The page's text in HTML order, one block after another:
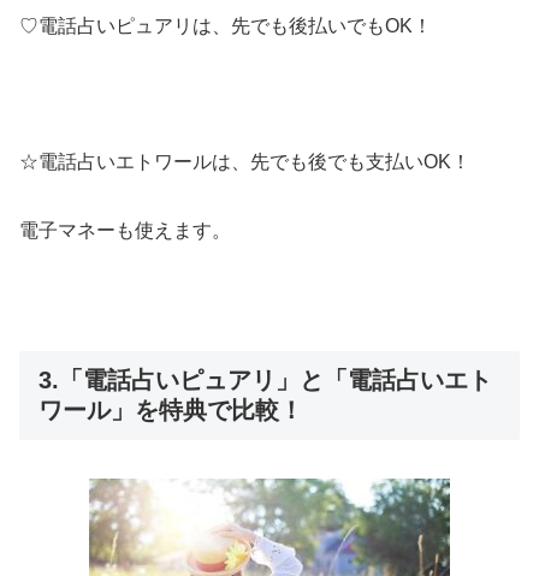
♡電話占いピュアリは、先でも後払いでもOK！
☆電話占いエトワールは、先でも後でも支払いOK！
電子マネーも使えます。
3.「電話占いピュアリ」と「電話占いエト
ワール」を特典で比較！